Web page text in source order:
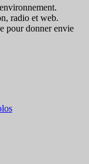
radio et web.
pour donner envie